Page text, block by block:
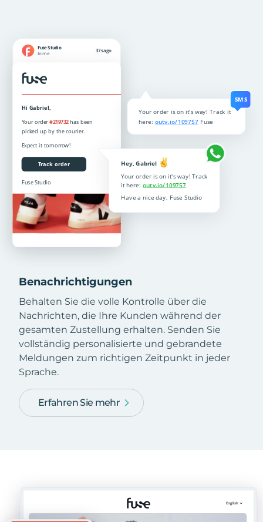
Benachrichtigungen
Behalten Sie die volle Kontrolle über die
Nachrichten, die Ihre Kunden während der
gesamten Zustellung erhalten. Senden Sie
vollständig personalisierte und gebrandete
Meldungen zum richtigen Zeitpunkt in jeder
Sprache.
Erfahren Sie mehr